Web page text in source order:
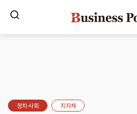
정치·사회 지자체